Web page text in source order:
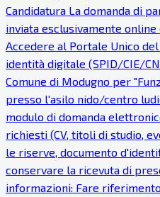
Candidatura La domanda di
inviata esclusivamente
Accedere al Portale Unico
identità digitale (SPID/CIE/
Comune di Modugno per
presso l'asilo nido/centro
modulo di domanda
richiesti (CV, titoli di studio,
le riserve, documento
conservare la ricevuta di
informazioni: Fare